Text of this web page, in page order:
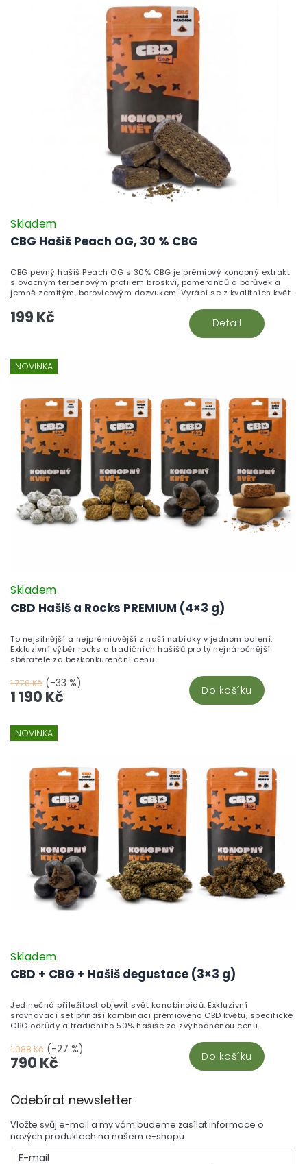
CBG Hašiš Peach OG, 30 % CBG
Skladem
199 Kč Detail
CBG pevný hašiš Peach OG s 30% CBG je prémiový konopný extrakt
s ovocným terpenovým profilem broskví, pomerančů a borůvek a
jemně zemitým, borovicovým dozvukem. Vyrábí se z kvalitních květů
technického konopí bez GMO a pesticidů, s legálním obsahem THC.
NOVINKA
CBD Hašiš a Rocks PREMIUM (4×3 g)
Skladem
1 778 Kč (-33 %)
1 190 Kč Do košíku
To nejsilnější a nejprémiovější z naší nabídky v jednom balení.
Exkluzivní výběr rocks a tradičních hašišů pro ty nejnáročnější
sběratele za bezkonkurenční cenu.
NOVINKA
CBD + CBG + Hašiš degustace (3×3 g)
Skladem
1 088 Kč (-27 %)
790 Kč Do košíku
Jedinečná příležitost objevit svět kanabinoidů. Exkluzivní
srovnávací set přináší kombinaci prémiového CBD květu, specifické
CBG odrůdy a tradičního 50% hašiše za zvýhodněnou cenu.
Odebírat newsletter
Vložte svůj e-mail a my vám budeme zasílat informace o
nových produktech na našem e-shopu.
E-mail